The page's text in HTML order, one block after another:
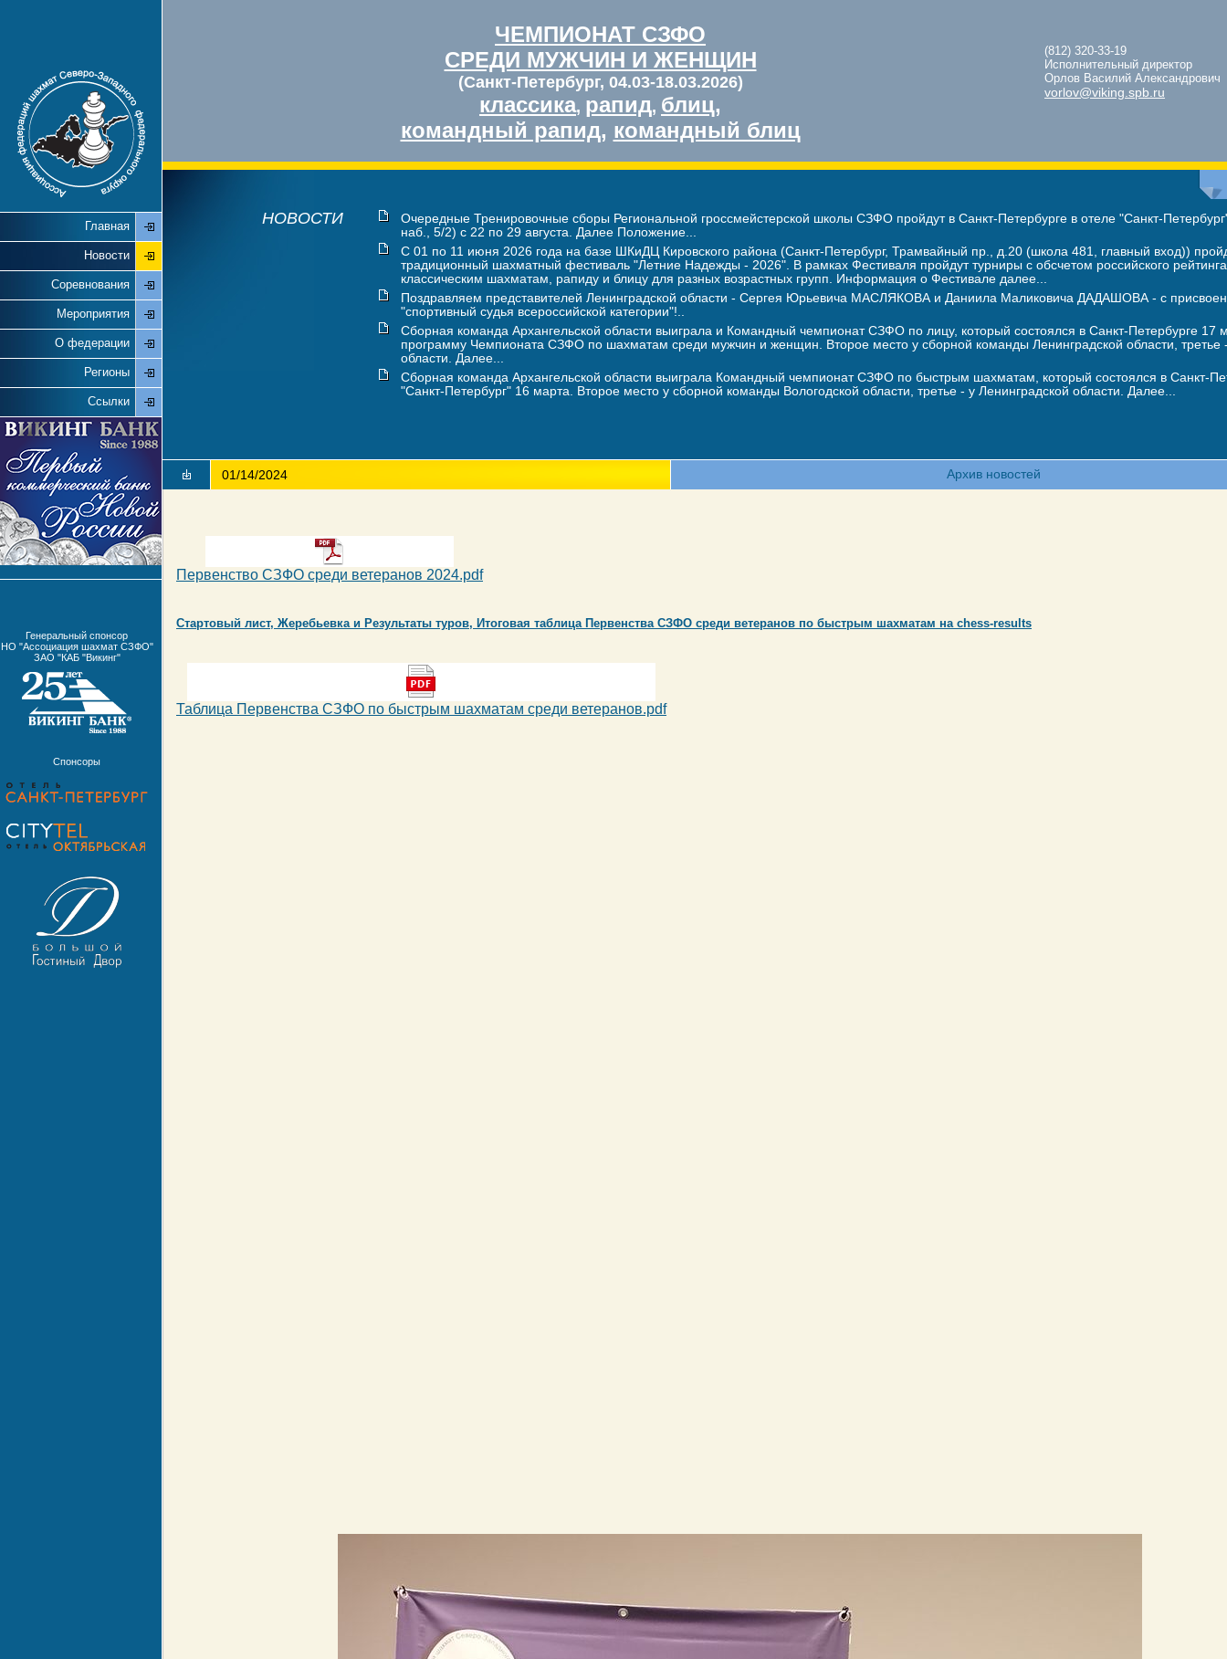
ЧЕМПИОНАТ СЗФО
СРЕДИ МУЖЧИН И ЖЕНЩИН
(Санкт-Петербург, 04.03-18.03.2026)
классика, рапид, блиц,
командный рапид, командный блиц
(812) 320-33-19
Исполнительный директор
Орлов Василий Александрович
vorlov@viking.spb.ru
Главная
Новости
Соревнования
Мероприятия
О федерации
Регионы
Ссылки
Генеральный спонсор
НО "Ассоциация шахмат СЗФО"
ЗАО "КАБ "Викинг"
Спонсоры
НОВОСТИ
Очередные Тренировочные сборы Региональной гроссмейстерской школы СЗФО пройдут в Санкт-Петербурге в отеле "Санкт-
наб., 5/2) с 22 по 29 августа. Далее Положение...
С 01 по 11 июня 2026 года на базе ШКиДЦ Кировского района (Санкт-Петербург, Трамвайный пр., д.20 (школа 481, главный вход))
традиционный шахматный фестиваль "Летние Надежды - 2026". В рамках Фестиваля пройдут турниры с обсчетом российского
классическим шахматам, рапиду и блицу для разных возрастных групп. Информация о Фестивале далее...
Поздравляем представителей Ленинградской области - Сергея Юрьевича МАСЛЯКОВА и Даниила Маликовича ДАДАШОВА - с
"спортивный судья всероссийской категории"!..
Сборная команда Архангельской области выиграла и Командный чемпионат СЗФО по лицу, который состоялся в Санкт-Петербурге 17
программу Чемпионата СЗФО по шахматам среди мужчин и женщин. Второе место у сборной команды Ленинградской области, третье
области. Далее...
Сборная команда Архангельской области выиграла Командный чемпионат СЗФО по быстрым шахматам, который состоялся в Санкт-
"Санкт-Петербург" 16 марта. Второе место у сборной команды Вологодской области, третье - у Ленинградской области. Далее...
01/14/2024 Архив новостей
Первенство СЗФО среди ветеранов 2024.pdf
Стартовый лист, Жеребьевка и Результаты туров, Итоговая таблица Первенства СЗФО среди ветеранов по быстрым шахматам на chess-results
Таблица Первенства СЗФО по быстрым шахматам среди ветеранов.pdf